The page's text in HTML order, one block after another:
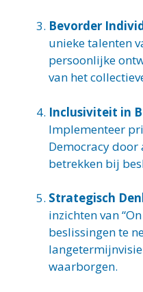
Bevorder
unieke talenten
persoonlijke
van het
Inclusiviteit in
Implementeer
Democracy door
betrekken bij
Strategisch
inzichten van
beslissingen te
waarborgen.